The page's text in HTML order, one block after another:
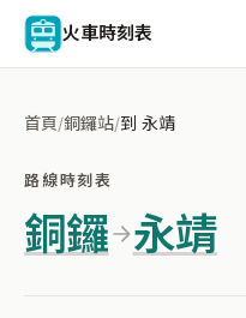
火車時刻表
首頁/銅鑼站/到 永靖
路線時刻表
銅鑼 永靖